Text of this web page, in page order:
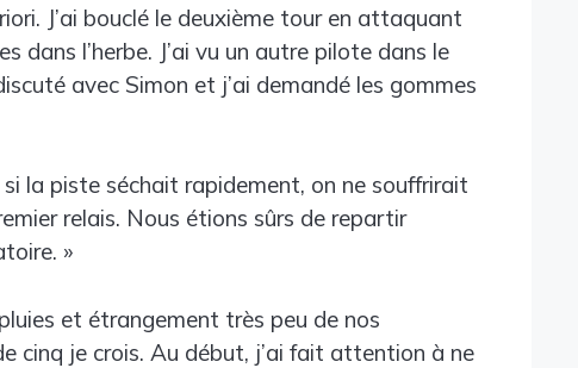
J’ai bouclé le deuxième tour en attaquant
dans l’herbe. J’ai vu un autre pilote dans le
avec Simon et j’ai demandé les gommes
si la piste séchait rapidement, on ne souffrirait
relais. Nous étions sûrs de repartir
»
et étrangement très peu de nos
cinq je crois. Au début, j’ai fait attention à ne